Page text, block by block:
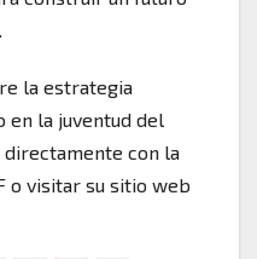
la estrategia
en la juventud del
directamente con la
o visitar su sitio web